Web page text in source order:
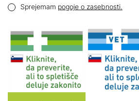
Pogoji zasebnosti
Sprejemam pogoje o zasebnosti.